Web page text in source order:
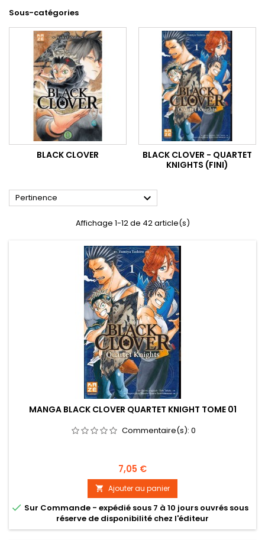
Sous-catégories
BLACK CLOVER
BLACK CLOVER - QUARTET
KNIGHTS (FINI)
Pertinence 
Affichage 1-12 de 42 article(s)
MANGA BLACK CLOVER QUARTET KNIGHT TOME 01
Commentaire(s): 0
Prix
7,05 €
 Ajouter au panier
 Sur Commande - expédié sous 7 à 10 jours ouvrés sous
réserve de disponibilité chez l'éditeur